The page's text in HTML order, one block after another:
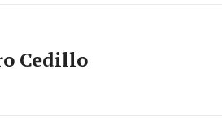
Cedillo